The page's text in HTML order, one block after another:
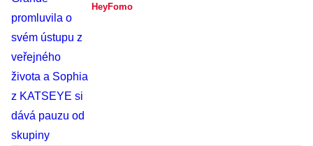
HeyFomo